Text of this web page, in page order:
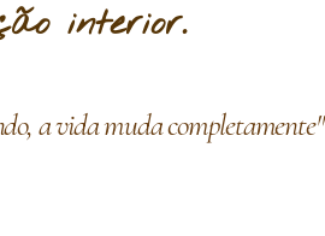
interior.
a vida muda completamente"